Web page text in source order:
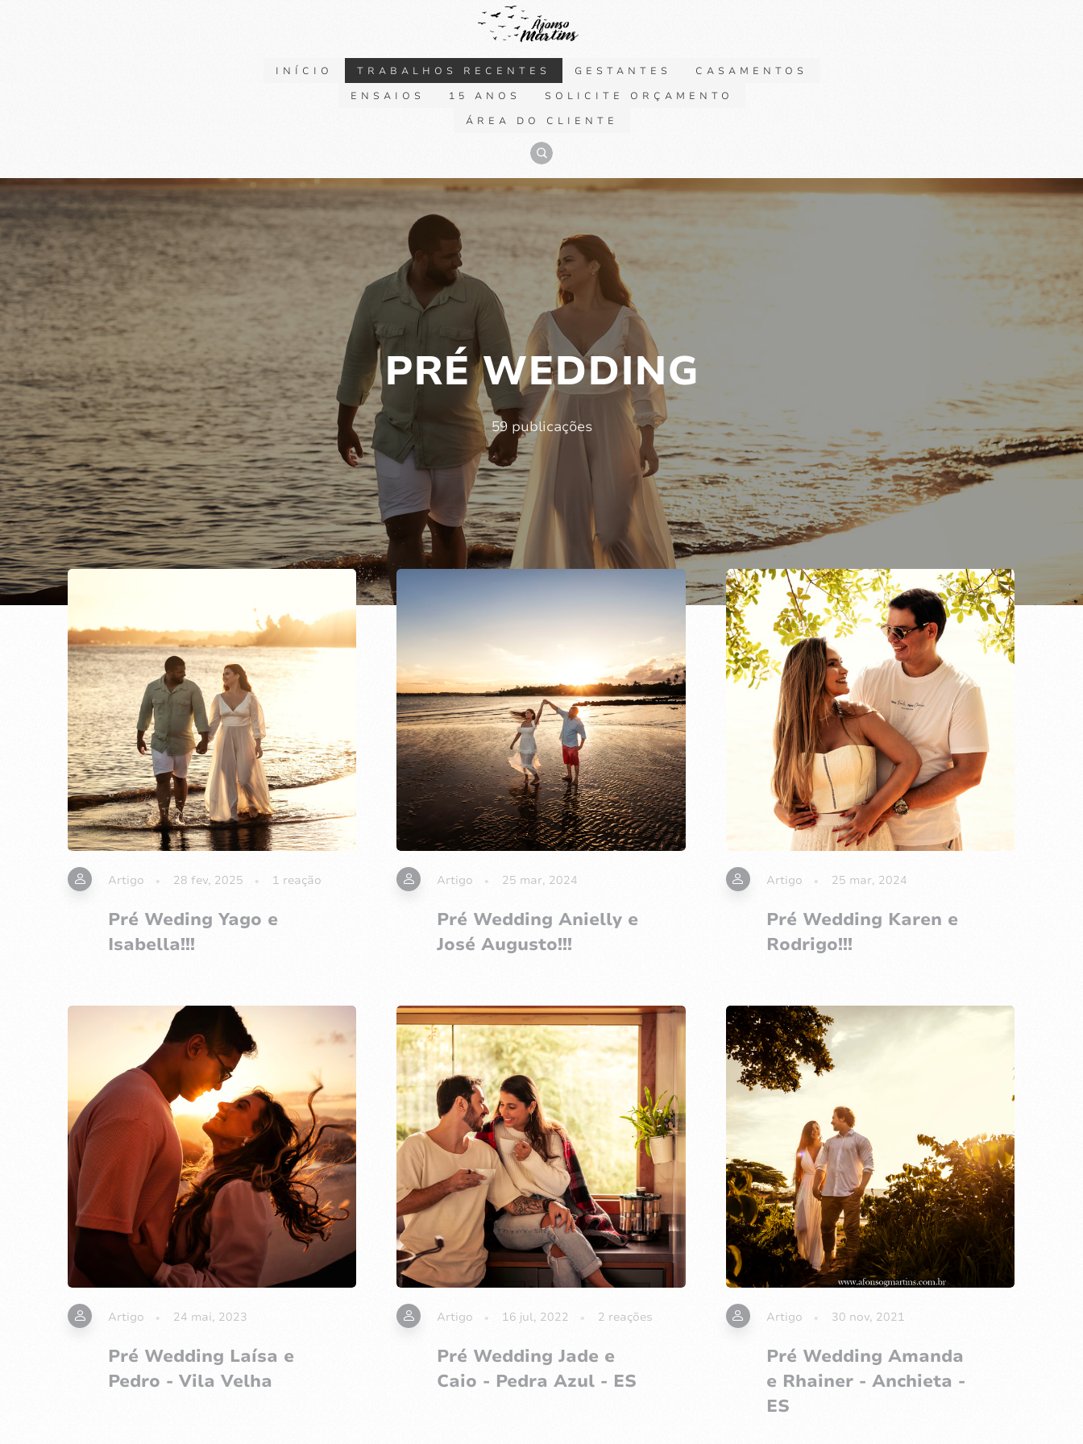
INÍCIO TRABALHOS RECENTES GESTANTES
CASAMENTOS
ENSAIOS
15 ANOS
SOLICITE ORÇAMENTO
ÁREA DO CLIENTE
PRÉ WEDDING
59 publicações
Artigo 28 fev, 2025 1 reação
Pré Weding Yago e
Isabella!!!
Artigo 25 mar, 2024
Pré Wedding Anielly e
José Augusto!!!
Artigo 25 mar, 2024
Pré Wedding Karen e
Rodrigo!!!
Artigo 24 mai, 2023
Pré Wedding Laísa e
Pedro - Vila Velha
Artigo 16 jul, 2022 2 reações
Pré Wedding Jade e
Caio - Pedra Azul - ES
Artigo 30 nov, 2021
Pré Wedding Amanda
e Rhainer - Anchieta -
ES